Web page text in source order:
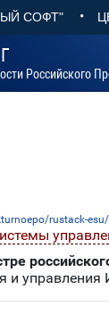
СОФТ" •
Российского
rustack-esu/
и